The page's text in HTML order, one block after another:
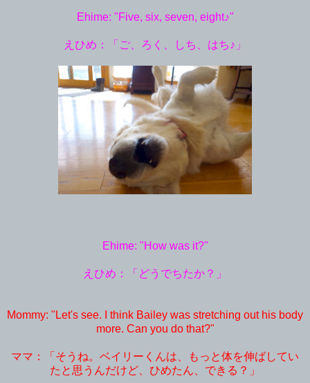
Ehime: "Five, six, seven, eight♪"
えひめ：「ご、ろく、しち、はち♪」
Ehime: "How was it?"
えひめ：「どうでちたか？」
Mommy: "Let's see. I think Bailey was stretching out his body
more. Can you do that?"
ママ：「そうね。ベイリーくんは、もっと体を伸ばしてい
たと思うんだけど、ひめたん、できる？」